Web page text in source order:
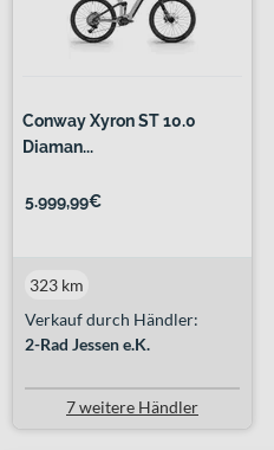
Conway Xyron ST 10.0
Diaman...
5.999,99€
Verkauf durch Händler:
2-Rad Jessen e.K.
323 km
7 weitere Händler